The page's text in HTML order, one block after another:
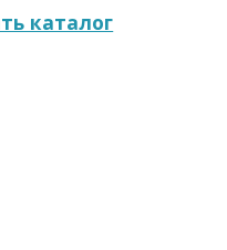
каталог